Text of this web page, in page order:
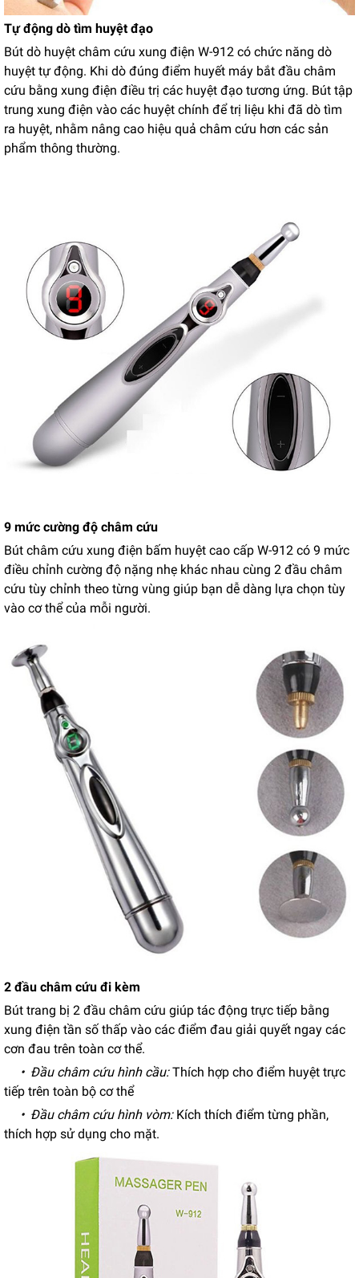
Tự động dò tìm huyệt đạo
Bút dò huyệt châm cứu xung điện W-912 có chức năng dò
huyệt tự động. Khi dò đúng điểm huyết máy bắt đầu châm
cứu bằng xung điện điều trị các huyệt đạo tương ứng. Bút tập
trung xung điện vào các huyệt chính để trị liệu khi đã dò tìm
ra huyệt, nhằm nâng cao hiệu quả châm cứu hơn các sản
phẩm thông thường.
9 mức cường độ châm cứu
Bút châm cứu xung điện bấm huyệt cao cấp W-912 có 9 mức
điều chỉnh cường độ nặng nhẹ khác nhau cùng 2 đầu châm
cứu tùy chỉnh theo từng vùng giúp bạn dễ dàng lựa chọn tùy
vào cơ thể của mỗi người.
2 đầu châm cứu đi kèm
Bút trang bị 2 đầu châm cứu giúp tác động trực tiếp bằng
xung điện tần số thấp vào các điểm đau giải quyết ngay các
cơn đau trên toàn cơ thể.
• Đầu châm cứu hình cầu:Thích hợp cho điểm huyệt trực
tiếp trên toàn bộ cơ thể
• Đầu châm cứu hình vòm:Kích thích điểm từng phần,
thích hợp sử dụng cho mặt.